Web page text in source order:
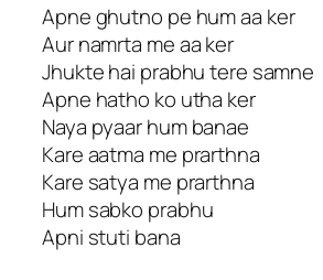
Apne ghutno pe hum aa ker
Aur namrta me aa ker
Jhukte hai prabhu tere samne
Apne hatho ko utha ker
Naya pyaar hum banae
Kare aatma me prarthna
Kare satya me prarthna
Hum sabko prabhu
Apni stuti bana